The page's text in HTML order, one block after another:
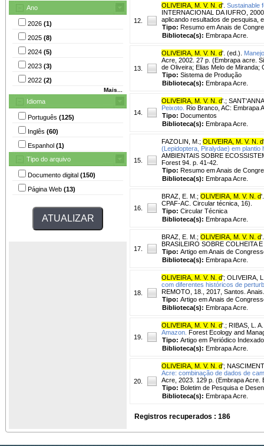
Ano
2026 (1)
2025 (8)
2024 (5)
2023 (3)
2022 (2)
Mais...
Idioma
Português (125)
Inglês (60)
Espanhol (1)
Tipo do arquivo
Documento digital (150)
Página Web (13)
12.
OLIVEIRA, M. V. N. d'. Sustainable
INTERNACIONAL DA IUFRO,
aplicando resultados de pesquisa,
Tipo: Resumo em Anais de
Biblioteca(s): Embrapa Acre.
13.
OLIVEIRA, M. V. N. d'. (ed.).
Acre, 2002. 27 p. (Embrapa acre.
de Oliveira; Elias Melo de Miranda;
Tipo: Sistema de Produção
Biblioteca(s): Embrapa Acre.
14.
OLIVEIRA, M. V. N. d'. ;
Peixoto. Rio Branco, AC: Embrapa
Tipo: Documentos
Biblioteca(s): Embrapa Acre.
15.
FAZOLIN, M. ; OLIVEIRA, M. V. N. d
(Lepidoptera, Piralydae) em
AMBIENTAIS SOBRE
Forest 94. p. 41-42.
Tipo: Resumo em Anais de
Biblioteca(s): Embrapa Acre.
16.
BRAZ, E. M. ; OLIVEIRA, M. V. N. d'.
CPAF-AC. Circular técnica, 16).
Tipo: Circular Técnica
Biblioteca(s): Embrapa Acre.
17.
BRAZ, E. M. ; OLIVEIRA, M. V. N. d'.
BRASILEIRO SOBRE COLHEITA
Tipo: Artigo em Anais de
Biblioteca(s): Embrapa Acre.
18.
OLIVEIRA, M. V. N. d'; OLIVEIRA,
com diferentes históricos de
REMOTO, 18., 2017, Santos.
Tipo: Artigo em Anais de
Biblioteca(s): Embrapa Acre.
19.
OLIVEIRA, M. V. N. d'. ; RIBAS, L. A.
Amazon. Forest Ecology and
Tipo: Artigo em Periódico Indexado
Biblioteca(s): Embrapa Acre.
20.
OLIVEIRA, M. V. N. d';
Acre: combinação de dados de
Acre, 2023. 129 p. (Embrapa Acre.
Tipo: Boletim de Pesquisa e
Biblioteca(s): Embrapa Acre.
Registros recuperados : 186